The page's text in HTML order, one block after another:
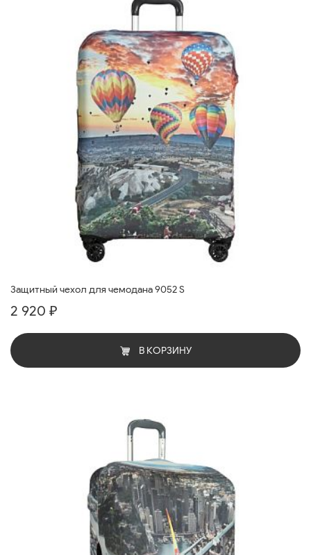
Защитный чехол для чемодана 9052 S
2 920 ₽
В КОРЗИНУ